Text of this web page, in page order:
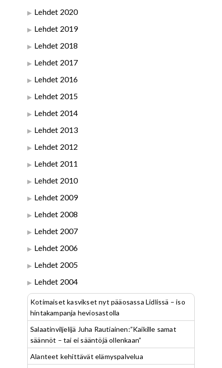
Lehdet 2020
Lehdet 2019
Lehdet 2018
Lehdet 2017
Lehdet 2016
Lehdet 2015
Lehdet 2014
Lehdet 2013
Lehdet 2012
Lehdet 2011
Lehdet 2010
Lehdet 2009
Lehdet 2008
Lehdet 2007
Lehdet 2006
Lehdet 2005
Lehdet 2004
Kotimaiset kasvikset nyt pääosassa Lidlissä – iso
hintakampanja heviosastolla
Salaatinviljelijä Juha Rautiainen:”Kaikille samat
säännöt – tai ei sääntöjä ollenkaan”
Alanteet kehittävät elämyspalvelua